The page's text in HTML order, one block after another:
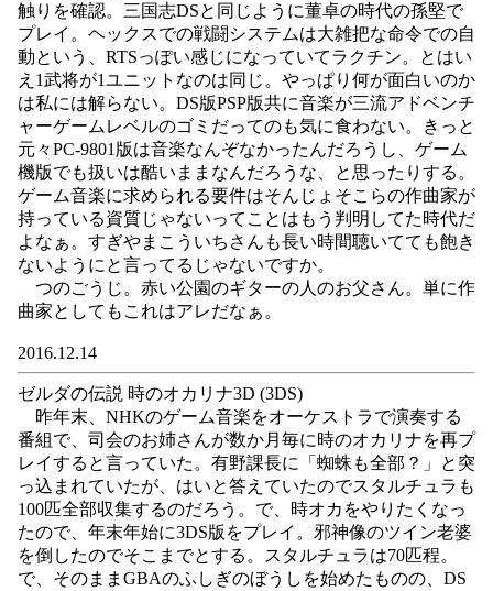
触りを確認。三国志DSと同じように董卓の時代の孫堅で
プレイ。ヘックスでの戦闘システムは大雑把な命令での自
動という、RTSっぽい感じになっていてラクチン。とはい
え1武将が1ユニットなのは同じ。やっぱり何が面白いのか
は私には解らない。DS版PSP版共に音楽が三流アドベンチ
ャーゲームレベルのゴミだってのも気に食わない。きっと
元々PC-9801版は音楽なんぞなかったんだろうし、ゲーム
機版でも扱いは酷いままなんだろうな、と思ったりする。
ゲーム音楽に求められる要件はそんじょそこらの作曲家が
持っている資質じゃないってことはもう判明してた時代だ
よなぁ。すぎやまこういちさんも長い時間聴いてても飽き
ないようにと言ってるじゃないですか。
つのごうじ。赤い公園のギターの人のお父さん。単に作
曲家としてもこれはアレだなぁ。
2016.12.14
ゼルダの伝説 時のオカリナ3D (3DS)
昨年末、NHKのゲーム音楽をオーケストラで演奏する
番組で、司会のお姉さんが数か月毎に時のオカリナを再プ
レイすると言っていた。有野課長に「蜘蛛も全部？」と突
っ込まれていたが、はいと答えていたのでスタルチュラも
100匹全部収集するのだろう。で、時オカをやりたくなっ
たので、年末年始に3DS版をプレイ。邪神像のツイン老婆
を倒したのでそこまでとする。スタルチュラは70匹程。
で、そのままGBAのふしぎのぼうしを始めたものの、DS